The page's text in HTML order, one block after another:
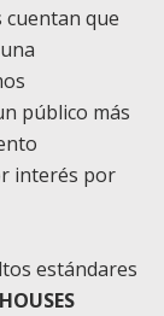
cuentan que
público más
interés por
estándares